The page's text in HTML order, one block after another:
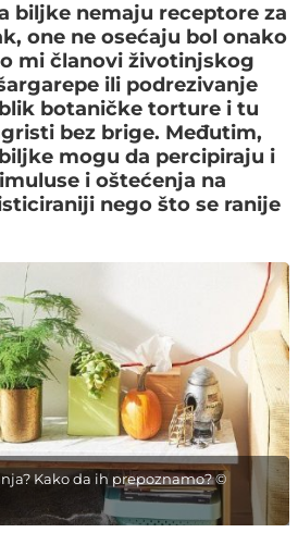
biljke nemaju receptore za
one ne osećaju bol onako
mi članovi životinjskog
ili podrezivanje
botaničke torture i tu
bez brige. Međutim,
mogu da percipiraju i
i oštećenja na
nego što se ranije
Kako da ih prepoznamo? ©